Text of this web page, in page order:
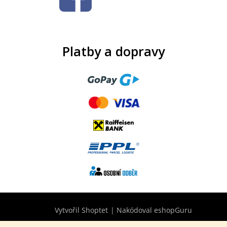
Platby a dopravy
Vytvořil Shoptet | Nakódoval eshopGuru